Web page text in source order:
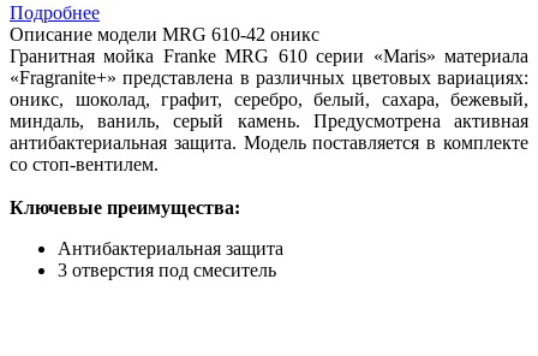
Подробнее
Описание модели MRG 610-42 оникс
Гранитная мойка Franke MRG 610 серии «Maris» материала
«Fragranite+» представлена в различных цветовых вариациях:
оникс, шоколад, графит, серебро, белый, сахара, бежевый,
миндаль, ваниль, серый камень. Предусмотрена активная
антибактериальная защита. Модель поставляется в комплекте
со стоп-вентилем.
Ключевые преимущества:
Антибактериальная защита
3 отверстия под смеситель